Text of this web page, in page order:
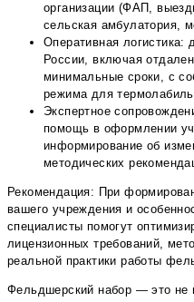
организации (ФАП,
сельская амбулатория,
Оперативная логистика:
России, включая
минимальные сроки, с
режима для
Экспертное
помощь в оформлении
информирование об
методических
Рекомендация: При
вашего учреждения и
специалисты помогут
лицензионных требований,
реальной практики работы
Фельдшерский набор — это не